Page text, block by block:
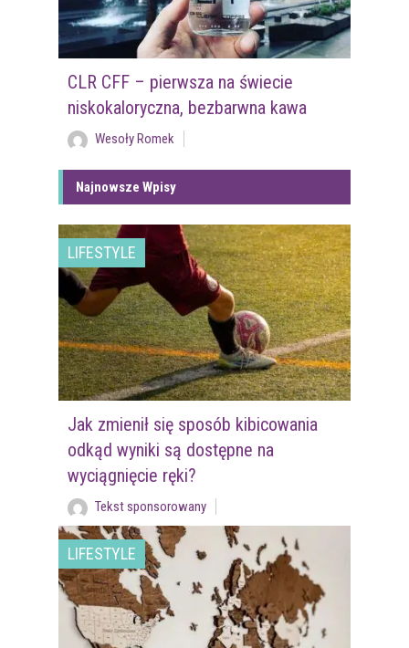
CLR CFF – pierwsza na świecie
niskokaloryczna, bezbarwna kawa
Wesoły Romek
Najnowsze Wpisy
LIFESTYLE
Jak zmienił się sposób kibicowania
odkąd wyniki są dostępne na
wyciągnięcie ręki?
Tekst sponsorowany
LIFESTYLE